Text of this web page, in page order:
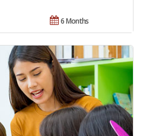
6 Months